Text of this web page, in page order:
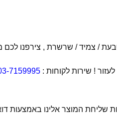
/ צמיד / שרשרת , צירפנו לכם
! שירות לקוחות : 7159995
שליחת המוצר אלינו